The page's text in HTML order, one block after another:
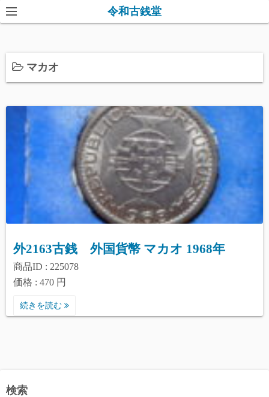
コ
ン
ン
へ
令和古銭堂
マカオ
外2163古銭 外国貨幣 マカオ 1968年
商品ID : 225078
価格 : 470 円
続きを読む
検索